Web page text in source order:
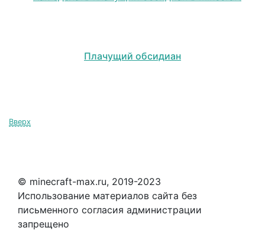
Плачущий обсидиан
Вверх
© minecraft-max.ru, 2019-2023
Использование материалов сайта без
письменного согласия администрации
запрещено